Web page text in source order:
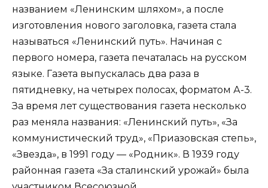
названием «Ленинским шляхом», а после
изготовления нового заголовка, газета стала
называться «Ленинский путь». Начиная с
первого номера, газета печаталась на русском
языке. Газета выпускалась два раза в
пятидневку, на четырех полосах, форматом А-3.
За время лет существования газета несколько
раз меняла названия: «Ленинский путь», «За
коммунистический труд», «Приазовская степь»,
«Звезда», в 1991 году — «Родник». В 1939 году
районная газета «За сталинский урожай» была